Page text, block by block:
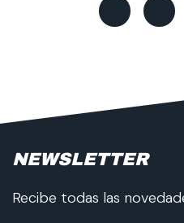
NEWSLETTER
Recibe todas las